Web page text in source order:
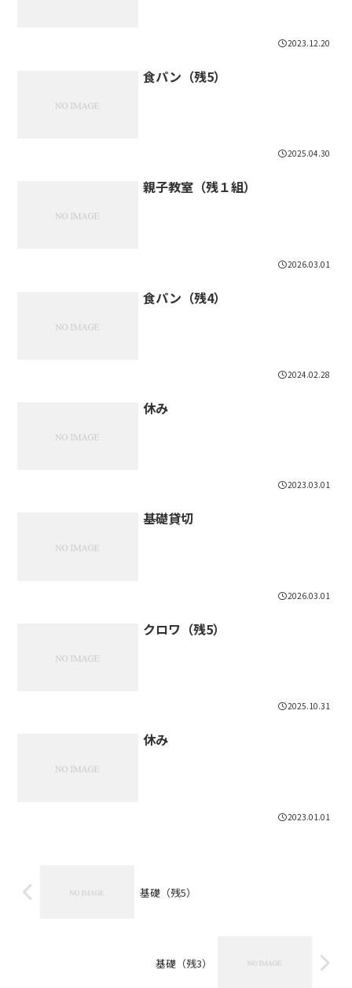
2023.12.20
食パン（残5）
2025.04.30
親子教室（残１組）
2026.03.01
食パン（残4）
2024.02.28
休み
2023.03.01
基礎貸切
2026.03.01
クロワ（残5）
2025.10.31
休み
2023.01.01
基礎（残5）
基礎（残3）